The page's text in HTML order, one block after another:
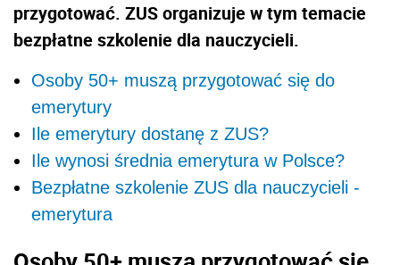
przygotować. ZUS organizuje w tym temacie
bezpłatne szkolenie dla nauczycieli.
Osoby 50+ muszą przygotować się do
emerytury
Ile emerytury dostanę z ZUS?
Ile wynosi średnia emerytura w Polsce?
Bezpłatne szkolenie ZUS dla nauczycieli -
emerytura